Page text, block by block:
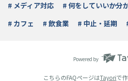
# メディア対応
# 何をしていいか分
# カフェ
# 飲食業 # 中止・延期
Powered by
こちらのFAQページはTayoriで